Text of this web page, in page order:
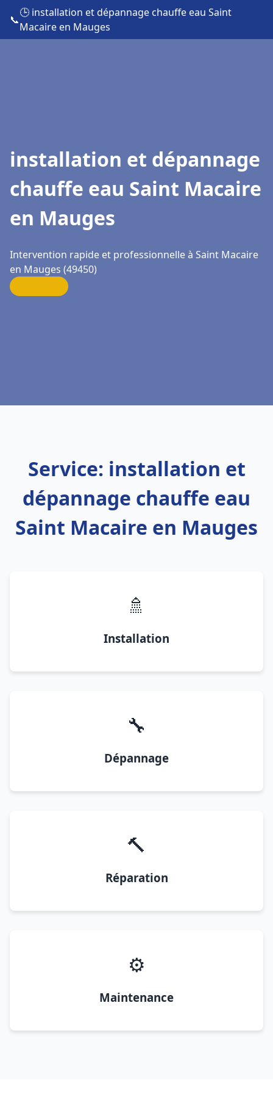
📞
🕒 installation et dépannage chauffe eau Saint
Macaire en Mauges
installation et dépannage
chauffe eau Saint Macaire
en Mauges
Intervention rapide et professionnelle à Saint Macaire
en Mauges (49450)
Service: installation et
dépannage chauffe eau
Saint Macaire en Mauges
🚿
Installation
🔧
Dépannage
🔨
Réparation
⚙️
Maintenance